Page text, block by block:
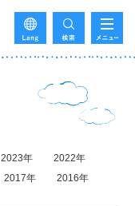
2023年
2022年
2017年 2016年